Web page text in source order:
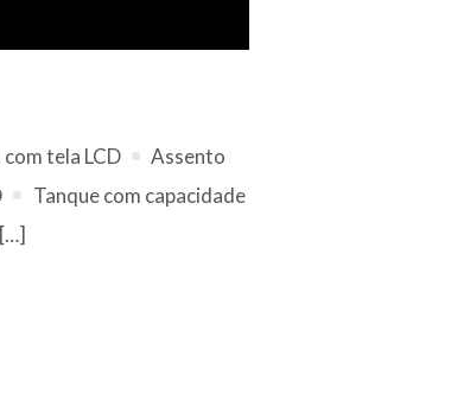
tela LCD
Assento
Tanque com capacidade